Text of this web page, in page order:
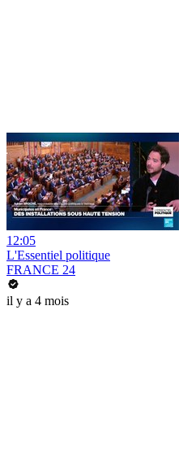
12:05
L'Essentiel politique
FRANCE 24
il y a 4 mois